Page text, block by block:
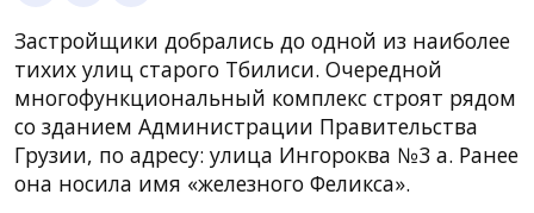
Застройщики добрались до одной из наиболее
тихих улиц старого Тбилиси. Очередной
многофункциональный комплекс строят рядом
со зданием Администрации Правительства
Грузии, по адресу: улица Ингороква №3 а. Ранее
она носила имя «железного Феликса».